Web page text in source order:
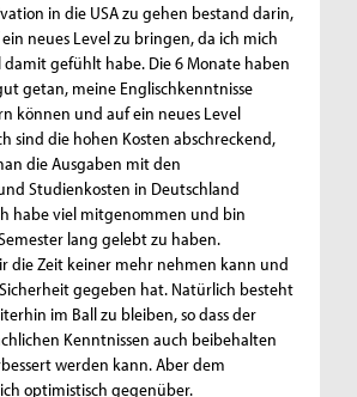
in die USA zu gehen bestand darin,
neues Level zu bringen, da ich mich
damit gefühlt habe. Die 6 Monate haben
getan, meine Englischkenntnisse
können und auf ein neues Level
sind die hohen Kosten abschreckend,
die Ausgaben mit den
Studienkosten in Deutschland
habe viel mitgenommen und bin
lang gelebt zu haben.
die Zeit keiner mehr nehmen kann und
gegeben hat. Natürlich besteht
im Ball zu bleiben, so dass der
Kenntnissen auch beibehalten
werden kann. Aber dem
optimistisch gegenüber.